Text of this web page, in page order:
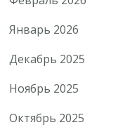
Январь 2026
Декабрь 2025
Ноябрь 2025
Октябрь 2025